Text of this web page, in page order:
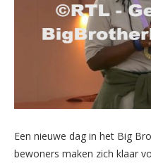
Een nieuwe dag in het Big
bewoners maken zich klaar